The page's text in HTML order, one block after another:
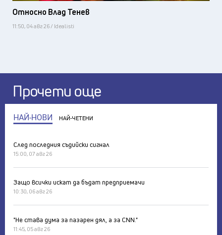
Относно Влад Тенев
11:50, 04 авг 26 / Idealisti
Прочети още
НАЙ-НОВИ НАЙ-ЧЕТЕНИ
След последния съдийски сигнал
15:00, 07 авг 26
Защо всички искат да бъдат предприемачи
10:30, 06 авг 26
"Не става дума за пазарен дял, а за CNN."
11:45, 05 авг 26